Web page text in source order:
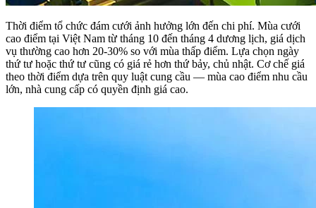
Thời điểm tổ chức đám cưới ảnh hưởng lớn đến chi phí. Mùa cưới
cao điểm tại Việt Nam từ tháng 10 đến tháng 4 dương lịch, giá dịch
vụ thường cao hơn 20-30% so với mùa thấp điểm. Lựa chọn ngày
thứ tư hoặc thứ tư cũng có giá rẻ hơn thứ bảy, chủ nhật. Cơ chế giá
theo thời điểm dựa trên quy luật cung cầu — mùa cao điểm nhu cầu
lớn, nhà cung cấp có quyền định giá cao.